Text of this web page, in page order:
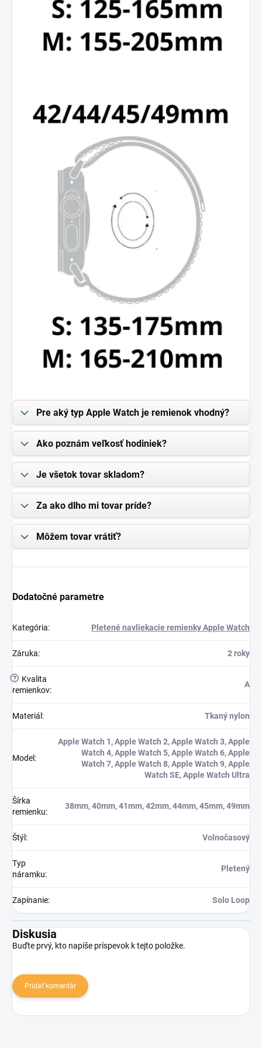
Pre aký typ Apple Watch je remienok vhodný?
Ako poznám veľkosť hodiniek?
Je všetok tovar skladom?
Za ako dlho mi tovar príde?
Môžem tovar vrátiť?
Dodatočné parametre
Kategória: Pletené navliekacie remienky Apple Watch
Záruka: 2 roky
?
Kvalita
remienkov:
A
Materiál : Tkaný nylon
Model :
Apple Watch 1, Apple Watch 2, Apple Watch 3, Apple
Watch 4, Apple Watch 5, Apple Watch 6, Apple
Watch 7, Apple Watch 8, Apple Watch 9, Apple
Watch SE, Apple Watch Ultra
Šírka
remienku:
38mm, 40mm, 41mm, 42mm, 44mm, 45mm, 49mm
Štýl : Volnočasový
Typ
náramku:
Pletený
Zapínanie: Solo Loop
Diskusia
Buďte prvý, kto napíše príspevok k tejto položke.
Pridať komentár